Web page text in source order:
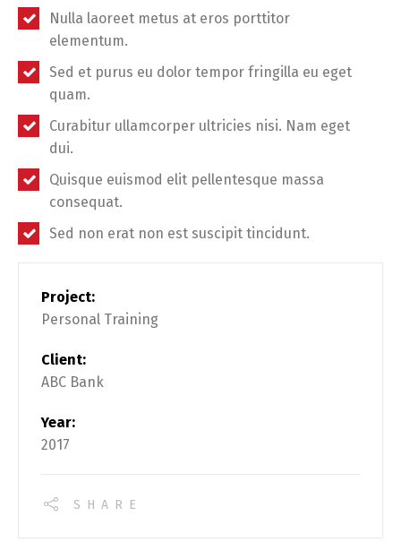
Nulla laoreet metus at eros porttitor
elementum.
Sed et purus eu dolor tempor fringilla eu eget
quam.
Curabitur ullamcorper ultricies nisi. Nam eget
dui.
Quisque euismod elit pellentesque massa
consequat.
Sed non erat non est suscipit tincidunt.
Project:
Personal Training
Client:
ABC Bank
Year:
2017
SHARE